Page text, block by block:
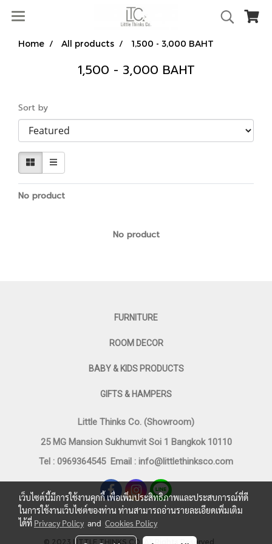
Home All products 1,500 - 3,000 BAHT
1,500 - 3,000 BAHT
Sort by
No product
No product
FURNITURE
ROOM DECOR
BABY & KIDS PRODUCTS
GIFTS & HAMPERS
Little Thinks Co. (Showroom)
25 MG Mansion Sukhumvit Soi 1 Bangkok 10110
Tel : 0969364545 Email : info@littlethinksco.com
© 2023 LITTLE THINKS CO. All Rights Reserved.
เว็บไซต์นี้มีการใช้งานคุกกี้ เพื่อเพิ่มประสิทธิภาพและประสบการณ์ที่ดี
ในการใช้งานเว็บไซต์ของท่าน ท่านสามารถอ่านรายละเอียดเพิ่มเติม
ได้ที่ Privacy Policy and Cookies Policy